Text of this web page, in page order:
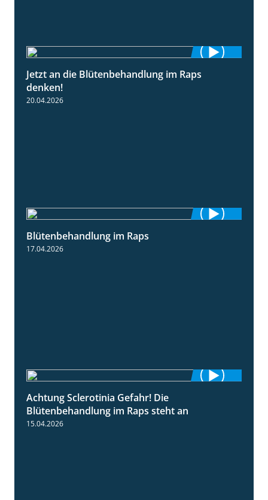
Jetzt an die Blütenbehandlung im Raps
denken!
20.04.2026
Blütenbehandlung im Raps
17.04.2026
Achtung Sclerotinia Gefahr! Die
Blütenbehandlung im Raps steht an
15.04.2026